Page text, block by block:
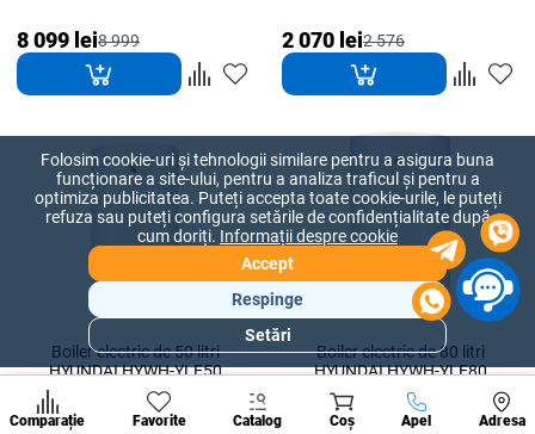
8 099 lei8 999 2 070 lei2 576
Boiler electric de 50 litri
HYUNDAI HYWH-YLE50
2 429 lei 3 023
Boiler electric de 80 litri
HYUNDAI HYWH-YLE80
2 969 lei 3 695
Comparație Favorite Catalog Coș Apel Adresa
A suna
Secțiuni
populare
de
Folosim cookie-uri și tehnologii similare pentru a asigura buna
funcționare a site-ului, pentru a analiza traficul și pentru a
optimiza publicitatea. Puteți accepta toate cookie-urile, le puteți
refuza sau puteți configura setările de confidențialitate după
cum doriți. Informații despre cookie
Accept
Respinge
Setări